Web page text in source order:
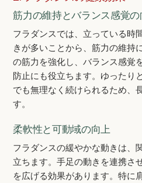
筋力の維持とバランス感覚
フラダンスでは、立っている時
きが多いことから、筋力の維持
の筋力を強化し、バランス感覚
防止にも役立ちます。ゆったり
でも無理なく続けられるため、
す。
柔軟性と可動域の向上
フラダンスの緩やかな動きは、
立ちます。手足の動きを連携さ
を広げる効果があります。特に